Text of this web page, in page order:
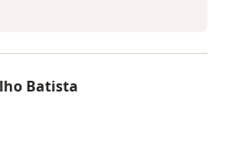
Batista